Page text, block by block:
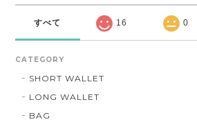
すべて 16 0
CATEGORY
SHORT WALLET
LONG WALLET
BAG